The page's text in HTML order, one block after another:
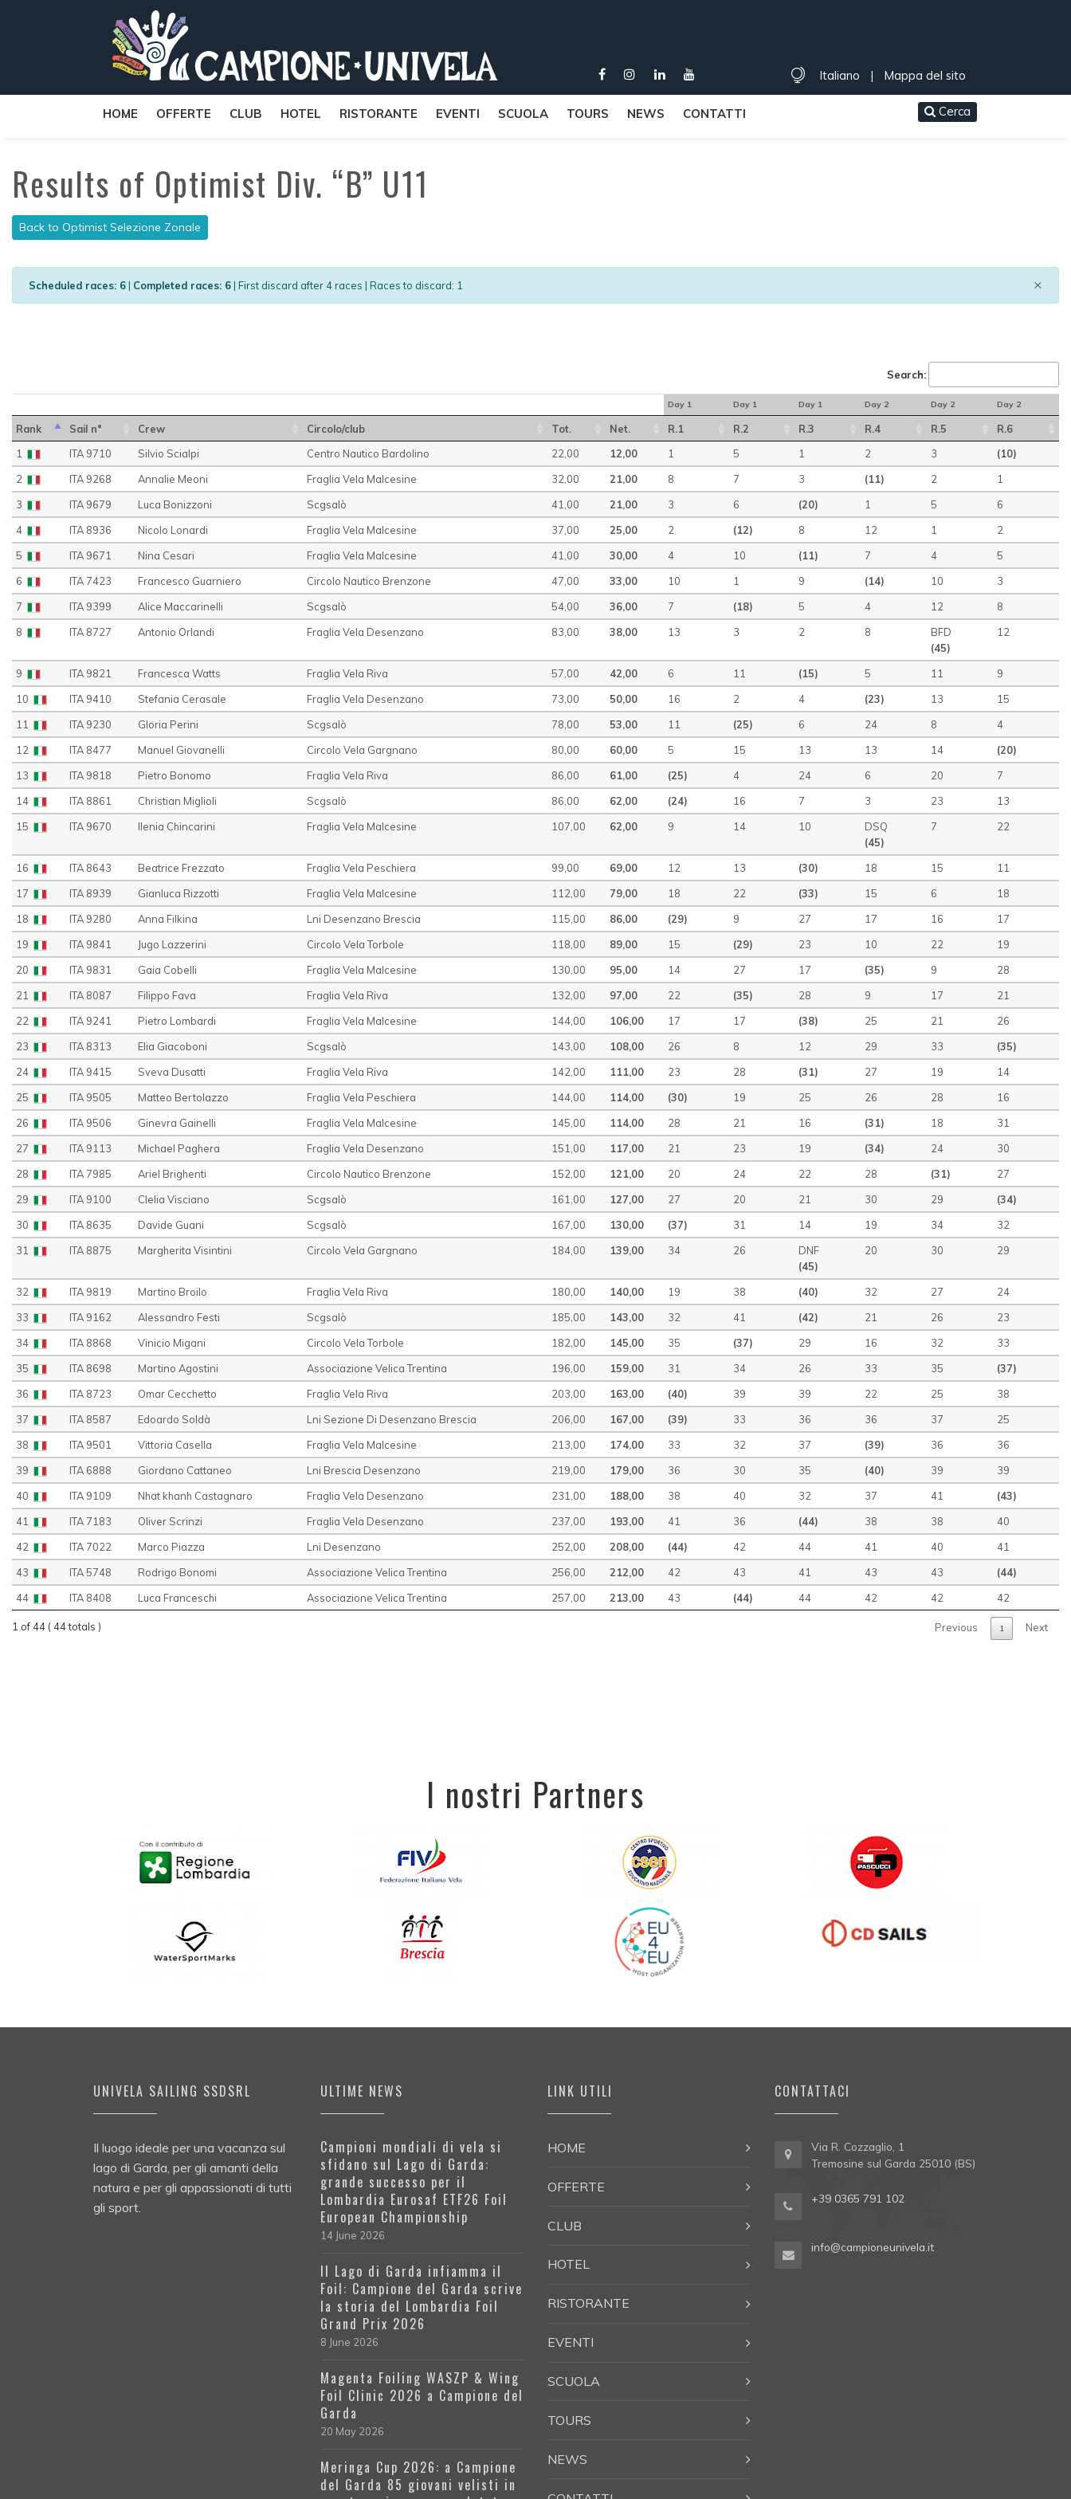
Italiano | Mappa del sito
HOME OFFERTE CLUB HOTEL RISTORANTE EVENTI SCUOLA TOURS NEWS CONTATTI Cerca
Results of Optimist Div. “B” U11
Back to Optimist Selezione Zonale
×
Scheduled races: 6 | Completed races: 6 | First discard after 4 races | Races to discard: 1
Search:
Day 1 Day 1 Day 1 Day 2 Day 2 Day 2
Rank Sail n° Crew Circolo/club Tot. Net. R.1 R.2 R.3 R.4 R.5
R.6
1
ITA 9710 Silvio Scialpi Centro Nautico Bardolino 22,00 12,00 1 5 1 2 3
(10)
2
ITA 9268 Annalie Meoni Fraglia Vela Malcesine 32,00 21,00 8 7 3 (11) 2
1
3
ITA 9679 Luca Bonizzoni Scgsalò 41,00 21,00 3 6 (20) 1 5
6
4
ITA 8936 Nicolo Lonardi Fraglia Vela Malcesine 37,00 25,00 2 (12) 8 12 1
2
5
ITA 9671 Nina Cesari Fraglia Vela Malcesine 41,00 30,00 4 10 (11) 7 4
5
6
ITA 7423 Francesco Guarniero Circolo Nautico Brenzone 47,00 33,00 10 1 9 (14) 10
3
7
ITA 9399 Alice Maccarinelli Scgsalò 54,00 36,00 7 (18) 5 4 12
8
8
ITA 8727 Antonio Orlandi Fraglia Vela Desenzano 83,00 38,00 13 3 2 8
BFD
(45)
12
9 ITA 9821 Francesca Watts Fraglia Vela Riva 57,00 42,00 6 11 (15) 5 11
9
10
ITA 9410 Stefania Cerasale Fraglia Vela Desenzano 73,00 50,00 16 2 4 (23) 13
15
11
ITA 9230 Gloria Perini Scgsalò 78,00 53,00 11 (25) 6 24 8
4
12
ITA 8477 Manuel Giovanelli Circolo Vela Gargnano 80,00 60,00 5 15 13 13 14
(20)
13
ITA 9818 Pietro Bonomo Fraglia Vela Riva 86,00 61,00 (25) 4 24 6 20
7
14
ITA 8861 Christian Miglioli Scgsalò 86,00 62,00 (24) 16 7 3 23
13
15
ITA 9670 Ilenia Chincarini Fraglia Vela Malcesine 107,00 62,00 9 14 10
DSQ
(45)
7 22
16 ITA 8643 Beatrice Frezzato Fraglia Vela Peschiera 99,00 69,00 12 13 (30) 18 15
11
17
ITA 8939 Gianluca Rizzotti Fraglia Vela Malcesine 112,00 79,00 18 22 (33) 15 6
18
18
ITA 9280 Anna Filkina Lni Desenzano Brescia 115,00 86,00 (29) 9 27 17 16
17
19
ITA 9841 Jugo Lazzerini Circolo Vela Torbole 118,00 89,00 15 (29) 23 10 22
19
20
ITA 9831 Gaia Cobelli Fraglia Vela Malcesine 130,00 95,00 14 27 17 (35) 9
28
21
ITA 8087 Filippo Fava Fraglia Vela Riva 132,00 97,00 22 (35) 28 9 17
21
22
ITA 9241 Pietro Lombardi Fraglia Vela Malcesine 144,00 106,00 17 17 (38) 25 21
26
23
ITA 8313 Elia Giacoboni Scgsalò 143,00 108,00 26 8 12 29 33
(35)
24
ITA 9415 Sveva Dusatti Fraglia Vela Riva 142,00 111,00 23 28 (31) 27 19
14
25
ITA 9505 Matteo Bertolazzo Fraglia Vela Peschiera 144,00 114,00 (30) 19 25 26 28
16
26
ITA 9506 Ginevra Gainelli Fraglia Vela Malcesine 145,00 114,00 28 21 16 (31) 18
31
27
ITA 9113 Michael Paghera Fraglia Vela Desenzano 151,00 117,00 21 23 19 (34) 24
30
28
ITA 7985 Ariel Brighenti Circolo Nautico Brenzone 152,00 121,00 20 24 22 28 (31)
27
29
ITA 9100 Clelia Visciano Scgsalò 161,00 127,00 27 20 21 30 29
(34)
30
ITA 8635 Davide Guani Scgsalò 167,00 130,00 (37) 31 14 19 34
32
31
ITA 8875 Margherita Visintini Circolo Vela Gargnano 184,00 139,00 34 26
DNF
(45)
20 30 29
32 ITA 9819 Martino Broilo Fraglia Vela Riva 180,00 140,00 19 38 (40) 32 27
24
33
ITA 9162 Alessandro Festi Scgsalò 185,00 143,00 32 41 (42) 21 26
23
34
ITA 8868 Vinicio Migani Circolo Vela Torbole 182,00 145,00 35 (37) 29 16 32
33
35
ITA 8698 Martino Agostini Associazione Velica Trentina 196,00 159,00 31 34 26 33 35
(37)
36
ITA 8723 Omar Cecchetto Fraglia Vela Riva 203,00 163,00 (40) 39 39 22 25
38
37
ITA 8587 Edoardo Soldà Lni Sezione Di Desenzano Brescia 206,00 167,00 (39) 33 36 36 37
25
38
ITA 9501 Vittoria Casella Fraglia Vela Malcesine 213,00 174,00 33 32 37 (39) 36
36
39
ITA 6888 Giordano Cattaneo Lni Brescia Desenzano 219,00 179,00 36 30 35 (40) 39
39
40
ITA 9109 Nhat khanh Castagnaro Fraglia Vela Desenzano 231,00 188,00 38 40 32 37 41
(43)
41
ITA 7183 Oliver Scrinzi Fraglia Vela Desenzano 237,00 193,00 41 36 (44) 38 38
40
42
ITA 7022 Marco Piazza Lni Desenzano 252,00 208,00 (44) 42 44 41 40
41
43
ITA 5748 Rodrigo Bonomi Associazione Velica Trentina 256,00 212,00 42 43 41 43 43
(44)
44
ITA 8408 Luca Franceschi Associazione Velica Trentina 257,00 213,00 43 (44) 44 42 42 42
1 of 44 ( 44 totals ) Previous 1 Next
I nostri Partners
UNIVELA SAILING SSDSRL
Il luogo ideale per una vacanza sul
lago di Garda, per gli amanti della
natura e per gli appassionati di tutti
gli sport.
ULTIME NEWS
Campioni mondiali di vela si
sfidano sul Lago di Garda:
grande successo per il
Lombardia Eurosaf ETF26 Foil
European Championship
14 June 2026
Il Lago di Garda infiamma il
Foil: Campione del Garda scrive
la storia del Lombardia Foil
Grand Prix 2026
8 June 2026
Magenta Foiling WASZP & Wing
Foil Clinic 2026 a Campione del
Garda
20 May 2026
Meringa Cup 2026: a Campione
del Garda 85 giovani velisti in
LINK UTILI
HOME
OFFERTE
CLUB
HOTEL
RISTORANTE
EVENTI
SCUOLA
TOURS
NEWS
CONTATTACI
Via R. Cozzaglio, 1
Tremosine sul Garda 25010 (BS)
+39 0365 791 102
info@campioneunivela.it